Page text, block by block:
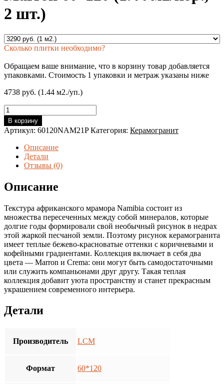
2 шт.)
Сколько плитки необходимо?
Обращаем ваше внимание, что в корзину товар добавляется
упаковками. Стоимость 1 упаковки и метраж указаны ниже
4738 руб. (1.44 м2./уп.)
Количество
товара
Керамогранит
LCM
Namibia
Marron
60*120
м2/
кор.,
шт.)
В корзину
Артикул: 60120NAM21P Категория: Керамогранит
Описание
Детали
Отзывы (0)
Описание
Текстура африканского мрамора Namibia состоит из
множества пересеченных между собой минералов, которые
долгие годы формировали свой необычный рисунок в недрах
этой жаркой песчаной земли. Поэтому рисунок керамогранита
имеет теплые бежево-красноватые оттенки с коричневыми и
кофейными градиентами. Коллекция включает в себя два
цвета — Marron и Crema: они могут быть самодостаточными
или служить компаньонами друг другу. Такая теплая
коллекция добавит уюта пространству и станет прекрасным
украшением современного интерьера.
Детали
Производитель LCM
Формат 60*120